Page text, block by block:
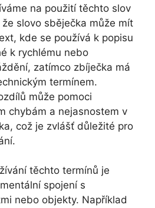
na použití těchto slov
slovo sběječka může mít
kde se používá k popisu
k rychlému nebo
zatímco zbíječka má
termínem.
může pomoci
chybám a nejasnostem v
což je zvlášť důležité pro
těchto termínů je
spojení s
nebo objekty. Například